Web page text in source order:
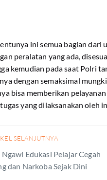
ini semua bagian dari
peralatan yang ada,
kemudian pada saat Polri
dengan semaksimal
bisa memberikan
yang dilaksanakan oleh
SELANJUTNYA
Ngawi Edukasi Pelajar Cegah
dan Narkoba Sejak Dini